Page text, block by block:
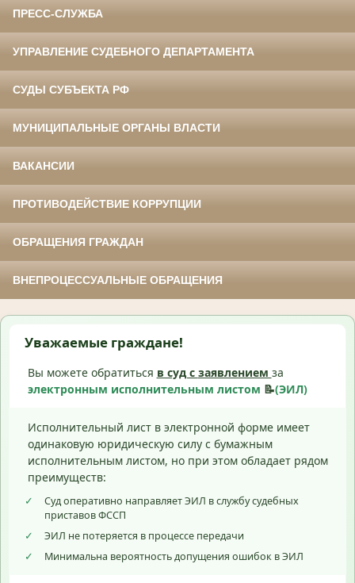
ПРЕСС-СЛУЖБА
УПРАВЛЕНИЕ СУДЕБНОГО ДЕПАРТАМЕНТА
СУДЫ СУБЪЕКТА РФ
МУНИЦИПАЛЬНЫЕ ОРГАНЫ ВЛАСТИ
ВАКАНСИИ
ПРОТИВОДЕЙСТВИЕ КОРРУПЦИИ
ОБРАЩЕНИЯ ГРАЖДАН
ВНЕПРОЦЕССУАЛЬНЫЕ ОБРАЩЕНИЯ
Уважаемые граждане!
Вы можете обратиться в суд с заявлением за
электронным исполнительным листом 📝(ЭИЛ)
Исполнительный лист в электронной форме имеет
одинаковую юридическую силу с бумажным
исполнительным листом, но при этом обладает рядом
преимуществ:
✓
Суд оперативно направляет ЭИЛ в службу судебных
приставов ФССП
✓
ЭИЛ не потеряется в процессе передачи
✓
Минимальна вероятность допущения ошибок в ЭИЛ